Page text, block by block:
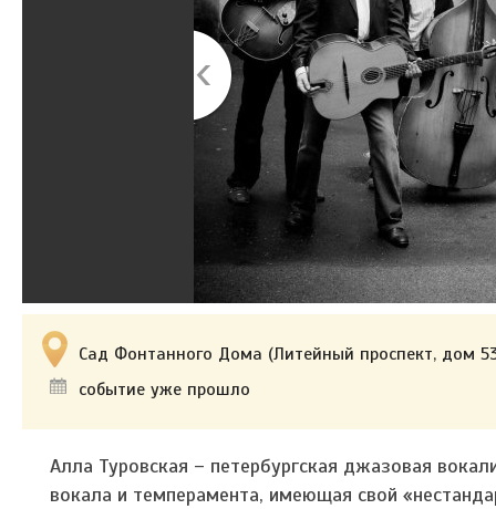
Сад Фонтанного Дома (Литейный проспект, дом
событие уже прошло
Алла Туровская – петербургская джазовая
вокала и темперамента, имеющая свой